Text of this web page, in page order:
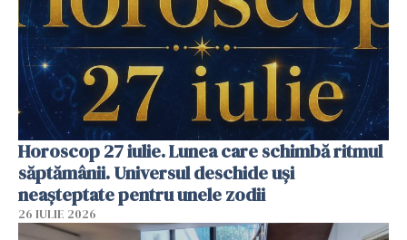
Horoscop 27 iulie. Lunea care schimbă ritmul
săptămânii. Universul deschide uși
neașteptate pentru unele zodii
26 IULIE 2026